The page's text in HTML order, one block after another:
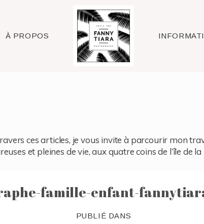
À PROPOS Raleigh
ces articles, je vous invite à parcourir mon
et pleines de vie, aux quatre coins de l’île de
famille-enfant-
PUBLIÉ DANS